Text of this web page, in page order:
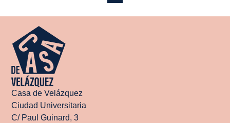
Casa de Velázquez
Ciudad Universitaria
C/ Paul Guinard, 3